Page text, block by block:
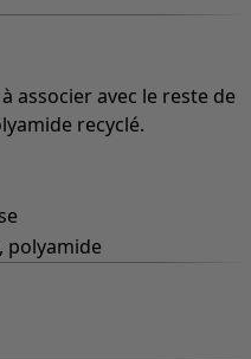
associer avec le reste de
recyclé.
polyamide